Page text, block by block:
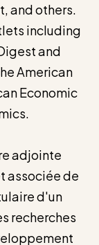
and others.
including
and
American
Economic
adjointe
associée de
d'un
recherches